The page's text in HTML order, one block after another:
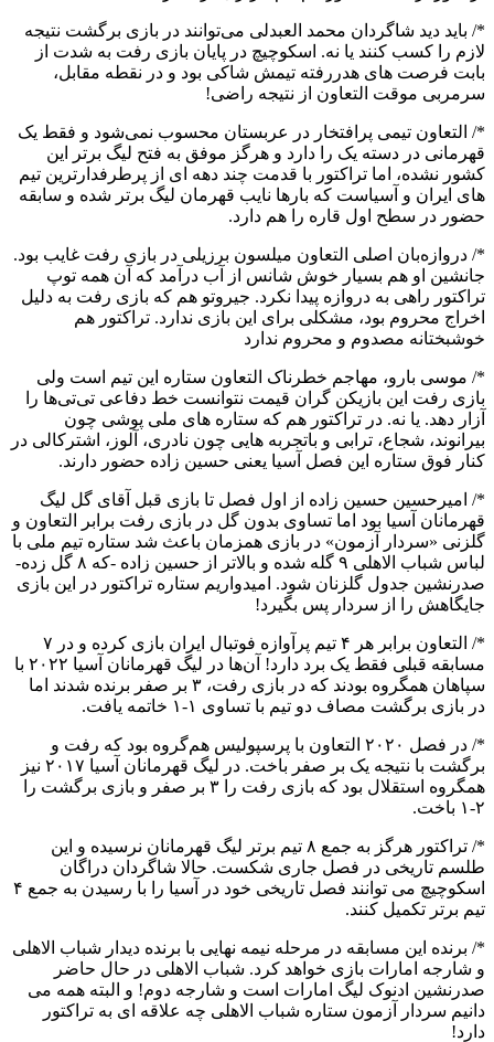
*/ باید دید شاگردان محمد العبدلی می‌توانند در بازی برگشت نتیجه
لازم را کسب کنند یا نه. اسکوچیچ در پایان بازی رفت به شدت از
بابت فرصت های هدررفته تیمش شاکی بود و در نقطه مقابل،
سرمربی موقت التعاون از نتیجه راضی!
*/ التعاون تیمی پرافتخار در عربستان محسوب نمی‌شود و فقط یک
قهرمانی در دسته یک را دارد و هرگز موفق به فتح لیگ برتر این
کشور نشده، اما تراکتور با قدمت چند دهه ای از پرطرفدارترین تیم
های ایران و آسیاست که بارها نایب قهرمان لیگ برتر شده و سابقه
حضور در سطح اول قاره را هم دارد.
*/ دروازه‌بان اصلی التعاون میلسون برزیلی در بازی رفت غایب بود.
جانشین او هم بسیار خوش شانس از آب درآمد که آن همه توپ
تراکتور راهی به دروازه پیدا نکرد. جیروتو هم که بازی رفت به دلیل
اخراج محروم بود، مشکلی برای این بازی ندارد. تراکتور هم
خوشبختانه مصدوم و محروم ندارد
*/ موسی بارو، مهاجم خطرناک التعاون ستاره این تیم است ولی
بازی رفت این بازیکن گران قیمت نتوانست خط دفاعی تی‌تی‌ها را
آزار دهد. یا نه. در تراکتور هم که ستاره های ملی پوشی چون
بیرانوند، شجاع، ترابی و باتجربه هایی چون نادری، آلوز، اشترکالی در
کنار فوق ستاره این فصل آسیا یعنی حسین زاده حضور دارند.
*/ امیرحسین حسین زاده از اول فصل تا بازی قبل آقای گل لیگ
قهرمانان آسیا بود اما تساوی بدون گل در بازی رفت برابر التعاون و
گلزنی «سردار آزمون» در بازی همزمان باعث شد ستاره تیم ملی با
لباس شباب الاهلی ۹ گله شده و بالاتر از حسین زاده -که ۸ گل زده-
صدرنشین جدول گلزنان شود. امیدواریم ستاره تراکتور در این بازی
جایگاهش را از سردار پس بگیرد!
*/ التعاون برابر هر ۴ تیم پرآوازه فوتبال ایران بازی کرده و در ۷
مسابقه قبلی فقط یک‌ برد دارد! آن‌ها در لیگ قهرمانان آسیا ۲۰۲۲ با
سپاهان همگروه بودند که در بازی رفت، ۳ بر صفر برنده شدند اما
در بازی برگشت مصاف دو تیم با تساوی ۱-۱ خاتمه یافت.
*/ در فصل ۲۰۲۰ التعاون با پرسپولیس هم‌گروه بود که رفت‌ و
برگشت با نتیجه یک بر صفر باخت. در لیگ قهرمانان آسیا ۲۰۱۷ نیز
همگروه استقلال بود که بازی رفت را ۳ بر صفر و بازی برگشت را
۲-۱ باخت.
*/ تراکتور هرگز به جمع ۸ تیم برتر لیگ قهرمانان نرسیده و این
طلسم تاریخی در فصل جاری شکست. حالا شاگردان دراگان
اسکوچیچ می توانند فصل تاریخی خود در آسیا را با رسیدن به جمع ۴
تیم برتر تکمیل کنند.
*/ برنده این مسابقه در مرحله نیمه نهایی با برنده دیدار شباب الاهلی
و شارجه امارات بازی خواهد کرد. شباب الاهلی در حال حاضر
صدرنشین ادنوک لیگ امارات است و شارجه دوم! و البته همه می
دانیم سردار آزمون ستاره شباب الاهلی چه علاقه ای به تراکتور
دارد!